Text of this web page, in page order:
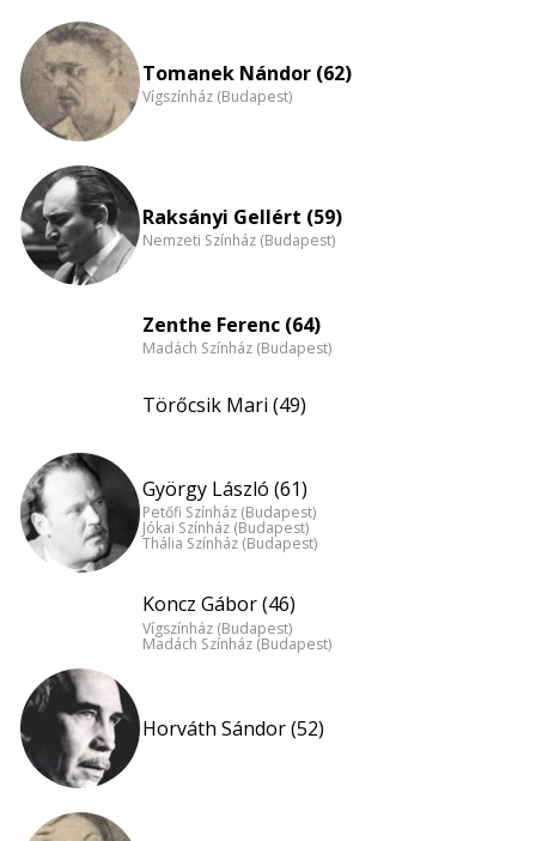
nagyítása
Tomanek Nándor (62)
Vígszínház (Budapest)
Raksányi Gellért (59)
Nemzeti Színház (Budapest)
Zenthe Ferenc (64)
Madách Színház (Budapest)
Törőcsik Mari (49)
György László (61)
Petőfi Színház (Budapest)
Jókai Színház (Budapest)
Thália Színház (Budapest)
Koncz Gábor (46)
Vígszínház (Budapest)
Madách Színház (Budapest)
Horváth Sándor (52)